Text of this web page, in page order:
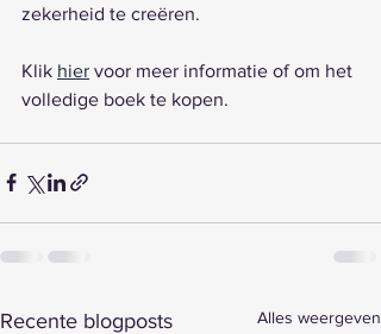
zekerheid te creëren.
Klik hier voor meer informatie of om het
volledige boek te kopen.
Recente blogposts Alles weergeven